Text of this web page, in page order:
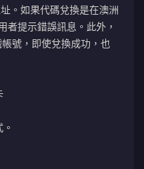
。如果代碼兌換是在澳洲
者提示錯誤訊息。此外，
號，即使兌換成功，也